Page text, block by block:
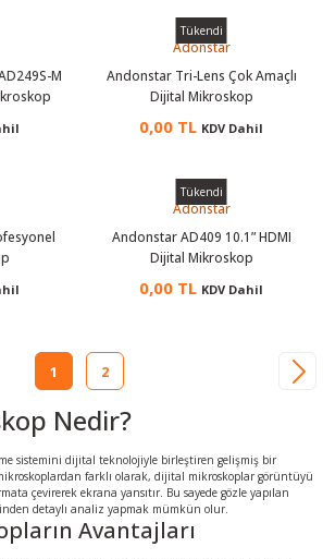
M
Tükendi
Adonstar
Andonstar Tri-Lens Çok Amaçlı
Dijital Mikroskop
0,00 TL KDV Dahil
Tükendi
Adonstar
Andonstar AD409 10.1” HDMI
Dijital Mikroskop
0,00 TL KDV Dahil
1 2
Nedir?
sistemini dijital teknolojiyle birleştiren gelişmiş bir
farklı olarak, dijital mikroskoplar görüntüyü
çevirerek ekrana yansıtır. Bu sayede gözle yapılan
detaylı analiz yapmak mümkün olur.
Avantajları